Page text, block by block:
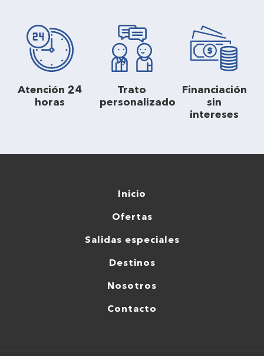
Atención 24
horas
Trato
personalizado
Financiación
sin
intereses
Inicio
Ofertas
Salidas especiales
Destinos
Nosotros
Contacto